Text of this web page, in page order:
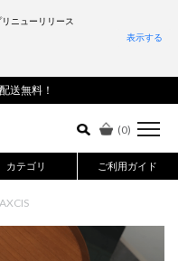
送無料！
(0)
カテゴリ ご利用ガイド
詳細検索はこちら
AXCIS
ニューリリース
表示する